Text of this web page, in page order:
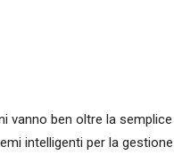
vanno ben oltre la
intelligenti per la